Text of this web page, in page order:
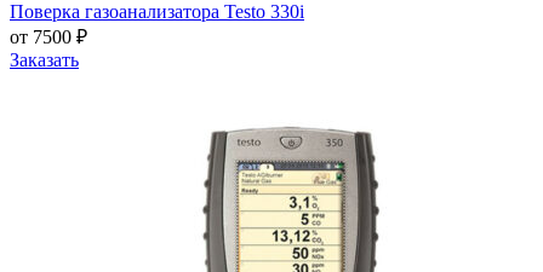
Поверка газоанализатора Testo 330i
от 7500 ₽
Заказать